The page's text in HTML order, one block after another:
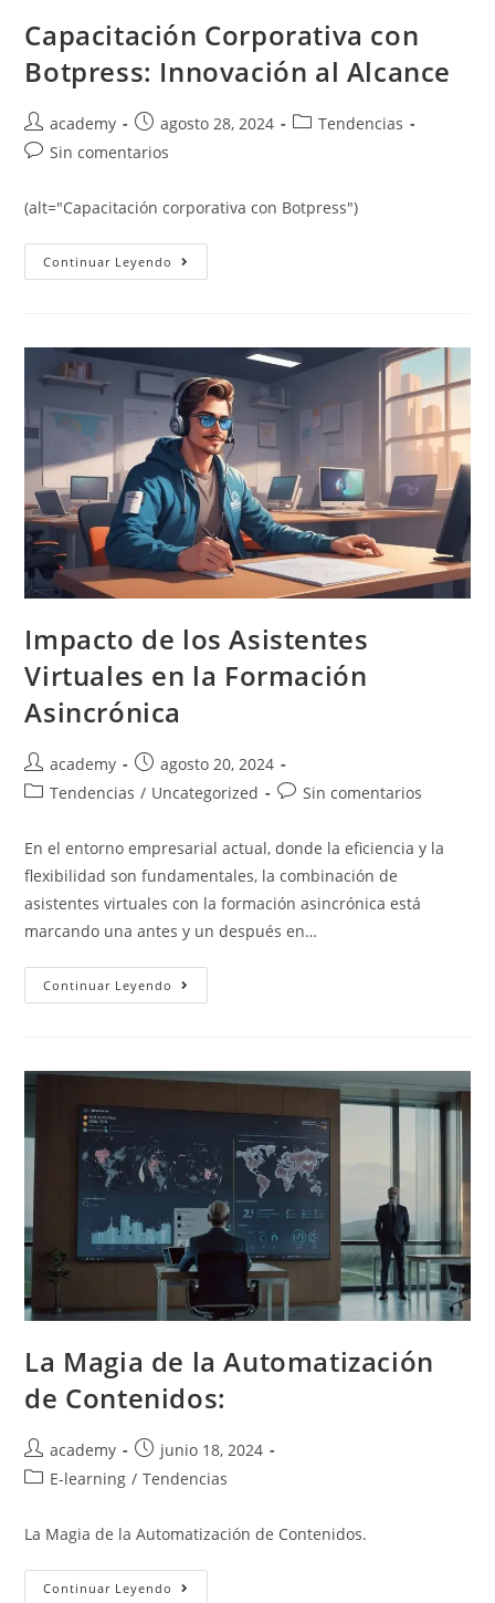
Capacitación Corporativa con
Botpress: Innovación al Alcance
academy agosto 28, 2024
Tendencias
Sin comentarios
(alt="Capacitación corporativa con Botpress")
Continuar Leyendo
Impacto de los Asistentes
Virtuales en la Formación
Asincrónica
academy
agosto 20, 2024
Tendencias / Uncategorized Sin comentarios
En el entorno empresarial actual, donde la eficiencia y la
flexibilidad son fundamentales, la combinación de
asistentes virtuales con la formación asincrónica está
marcando una antes y un después en…
Continuar Leyendo
La Magia de la Automatización
de Contenidos:
academy
junio 18, 2024
E-learning / Tendencias
La Magia de la Automatización de Contenidos.
Continuar Leyendo